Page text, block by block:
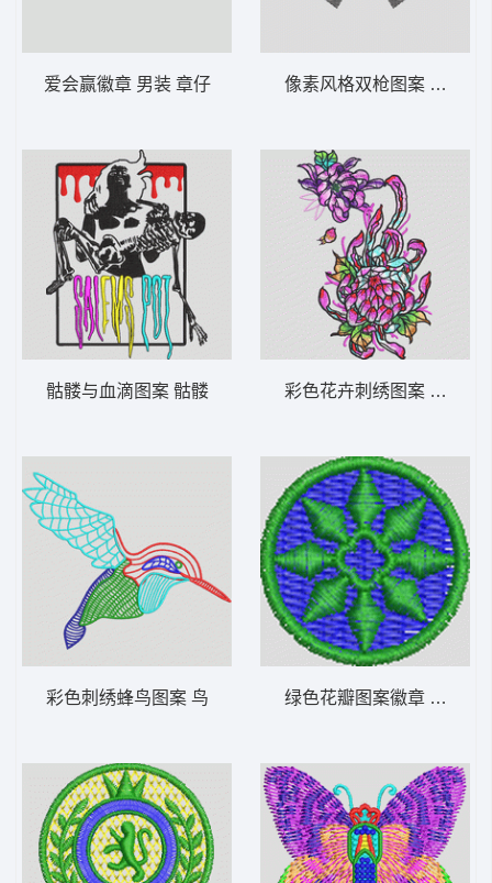
爱会赢徽章 男装 章仔
骷髅与血滴图案 骷髅
彩色刺绣蜂鸟图案 鸟
像素风格双枪图案 手枪
彩色花卉刺绣图案 靓花
绿色花瓣图案徽章 男装 章